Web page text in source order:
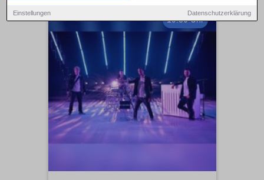
Einstellungen Datenschutzerklärung
19:30 Uhr